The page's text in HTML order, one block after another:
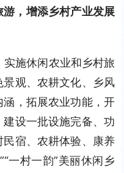
，增添乡村产业发展
施休闲农业和乡村旅
观、农耕文化、乡风
，拓展农业功能，开
设一批设施完备、功
宿、农耕体验、康养
一村一韵”美丽休闲乡